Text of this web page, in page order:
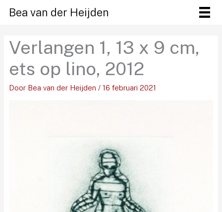
naar
inhoud
Bea van der Heijden
Verlangen 1, 13 x 9 cm,
ets op lino, 2012
Door Bea van der Heijden / 16 februari 2021